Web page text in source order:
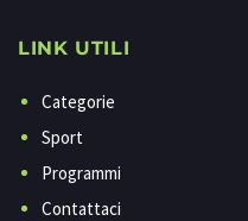
LINK UTILI
Categorie
Sport
Programmi
Contattaci